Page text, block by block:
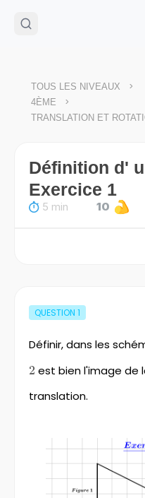
🌴Cahier de vacances
Télécharge ton
TOUS LES NIVEAUX >
4ÈME >
TRANSLATION ET
Définition d'
Exercice 1
5 min 10
QUESTION 1
Définir, dans les
2
2 est bien l'image de
translation.